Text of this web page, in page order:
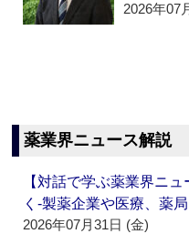
2026年07
薬業界ニュース解説
【対話で学ぶ薬業界ニ
く‐製薬企業や医療、薬
2026年07月31日 (金)